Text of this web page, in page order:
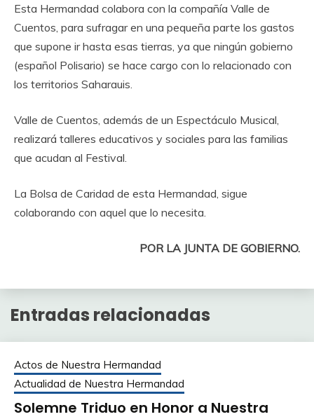
Esta Hermandad colabora con la compañía Valle de
Cuentos, para sufragar en una pequeña parte los gastos
que supone ir hasta esas tierras, ya que ningún gobierno
(español Polisario) se hace cargo con lo relacionado con
los territorios Saharauis.
Valle de Cuentos, además de un Espectáculo Musical,
realizará talleres educativos y sociales para las familias
que acudan al Festival.
La Bolsa de Caridad de esta Hermandad, sigue
colaborando con aquel que lo necesita.
POR LA JUNTA DE GOBIERNO.
Entradas relacionadas
Actos de Nuestra Hermandad
Actualidad de Nuestra Hermandad
Solemne Triduo en Honor a Nuestra